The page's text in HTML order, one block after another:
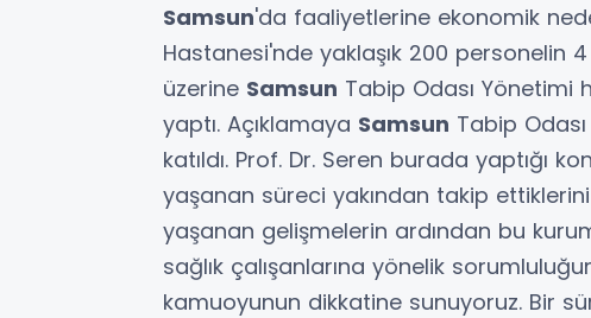
Samsun'da faaliyetlerine ekonomik
Hastanesi'nde yaklaşık 200 personelin
üzerine Samsun Tabip Odası Yönetimi
yaptı. Açıklamaya Samsun Tabip
katıldı. Prof. Dr. Seren burada yaptığı
yaşanan süreci yakından takip
yaşanan gelişmelerin ardından bu
sağlık çalışanlarına yönelik
kamuoyunun dikkatine sunuyoruz. Bir